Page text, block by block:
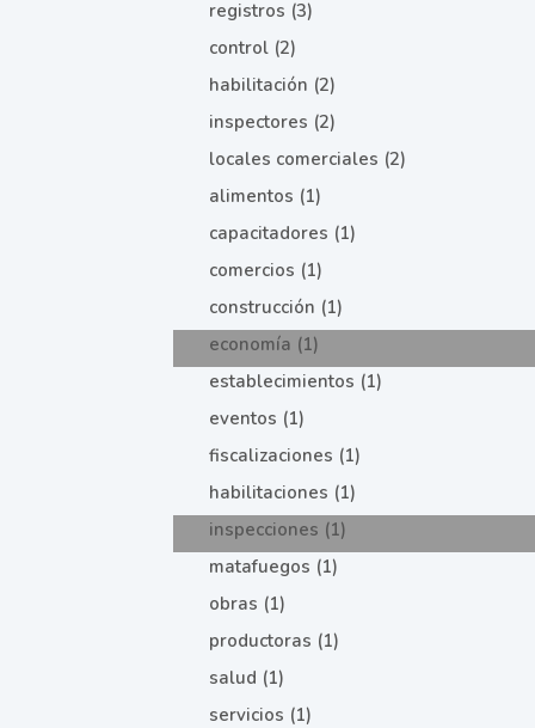
registros (3)
control (2)
habilitación (2)
inspectores (2)
locales comerciales (2)
alimentos (1)
capacitadores (1)
comercios (1)
construcción (1)
economía (1)
establecimientos (1)
eventos (1)
fiscalizaciones (1)
habilitaciones (1)
inspecciones (1)
matafuegos (1)
obras (1)
productoras (1)
salud (1)
servicios (1)